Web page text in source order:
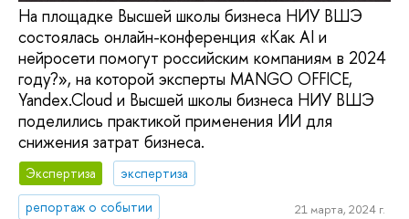
На площадке Высшей школы бизнеса НИУ ВШЭ
состоялась онлайн-конференция «Как AI и
нейросети помогут российским компаниям в 2024
году?», на которой эксперты MANGO OFFICE,
Yandex.Cloud и Высшей школы бизнеса НИУ ВШЭ
поделились практикой применения ИИ для
снижения затрат бизнеса.
Экспертиза
экспертиза
репортаж о событии
21 марта, 2024 г.